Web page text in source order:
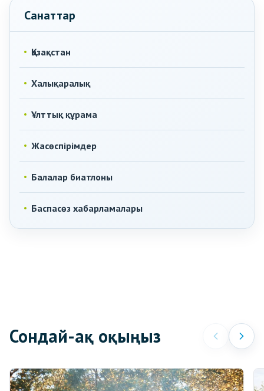
Санаттар
Қазақстан
Халықаралық
Ұлттық құрама
Жасөспірімдер
Балалар биатлоны
Баспасөз хабарламалары
Сондай-ақ оқыңыз